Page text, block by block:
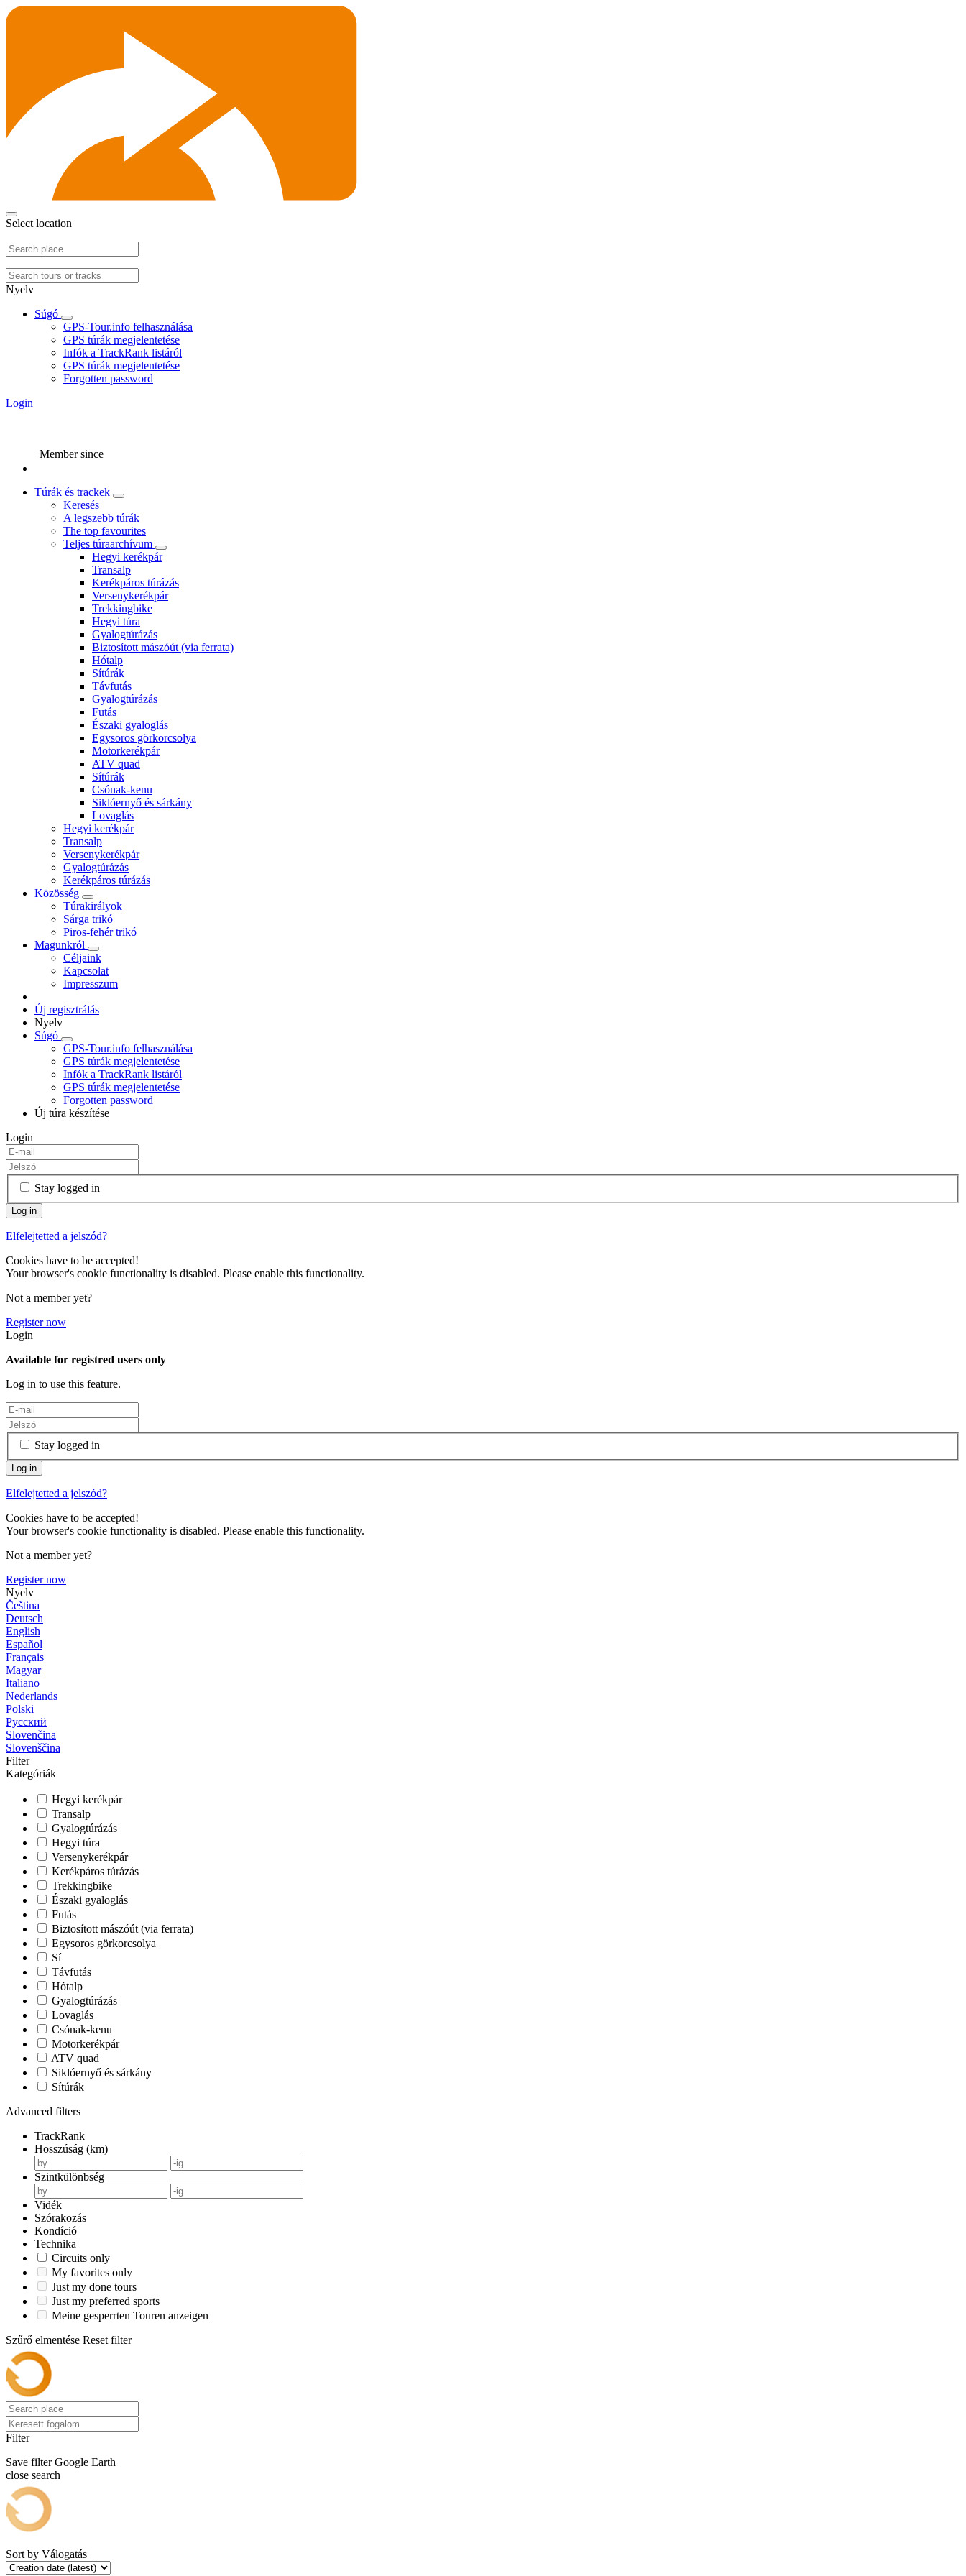
Select location
Nyelv
Súgó
GPS-Tour.info felhasználása
GPS túrák megjelentetése
Infók a TrackRank listáról
GPS túrák megjelentetése
Forgotten password
Login
Member since
Túrák és trackek
Keresés
A legszebb túrák
The top favourites
Teljes túraarchívum
Hegyi kerékpár
Transalp
Kerékpáros túrázás
Versenykerékpár
Trekkingbike
Hegyi túra
Gyalogtúrázás
Biztosított mászóút (via ferrata)
Hótalp
Sítúrák
Távfutás
Gyalogtúrázás
Futás
Északi gyaloglás
Egysoros görkorcsolya
Motorkerékpár
ATV quad
Sítúrák
Csónak-kenu
Siklóernyő és sárkány
Lovaglás
Hegyi kerékpár
Transalp
Versenykerékpár
Gyalogtúrázás
Kerékpáros túrázás
Közösség
Túrakirályok
Sárga trikó
Piros-fehér trikó
Magunkról
Céljaink
Kapcsolat
Impresszum
Új regisztrálás
Nyelv
Súgó
GPS-Tour.info felhasználása
GPS túrák megjelentetése
Infók a TrackRank listáról
GPS túrák megjelentetése
Forgotten password
Új túra készítése
Login
Stay logged in
Elfelejtetted a jelszód?
Cookies have to be accepted!
Your browser's cookie functionality is disabled. Please enable this functionality.
Not a member yet?
Register now
Login
Available for registred users only
Log in to use this feature.
Stay logged in
Elfelejtetted a jelszód?
Cookies have to be accepted!
Your browser's cookie functionality is disabled. Please enable this functionality.
Not a member yet?
Register now
Nyelv
Čeština
Deutsch
English
Español
Français
Magyar
Italiano
Nederlands
Polski
Русский
Slovenčina
Slovenščina
Filter
Kategóriák
Hegyi kerékpár
Transalp
Gyalogtúrázás
Hegyi túra
Versenykerékpár
Kerékpáros túrázás
Trekkingbike
Északi gyaloglás
Futás
Biztosított mászóút (via ferrata)
Egysoros görkorcsolya
Sí
Távfutás
Hótalp
Gyalogtúrázás
Lovaglás
Csónak-kenu
Motorkerékpár
ATV quad
Siklóernyő és sárkány
Sítúrák
Advanced filters
TrackRank
Hosszúság (km)
Szintkülönbség
Vidék
Szórakozás
Kondíció
Technika
Circuits only
My favorites only
Just my done tours
Just my preferred sports
Meine gesperrten Touren anzeigen
Szűrő elmentése Reset filter
Filter
Save filter Google Earth
close search
Sort by Válogatás